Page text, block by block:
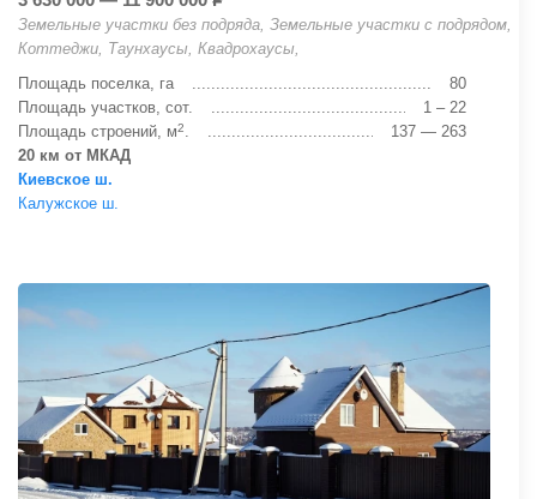
Земельные участки без подряда, Земельные участки с подрядом,
Коттеджи, Таунхаусы, Квадрохаусы,
Площадь поселка, га
80
Площадь участков, сот.
1 – 22
Площадь строений, м2.
137 — 263
20 км от МКАД
Киевское ш.
Калужское ш.